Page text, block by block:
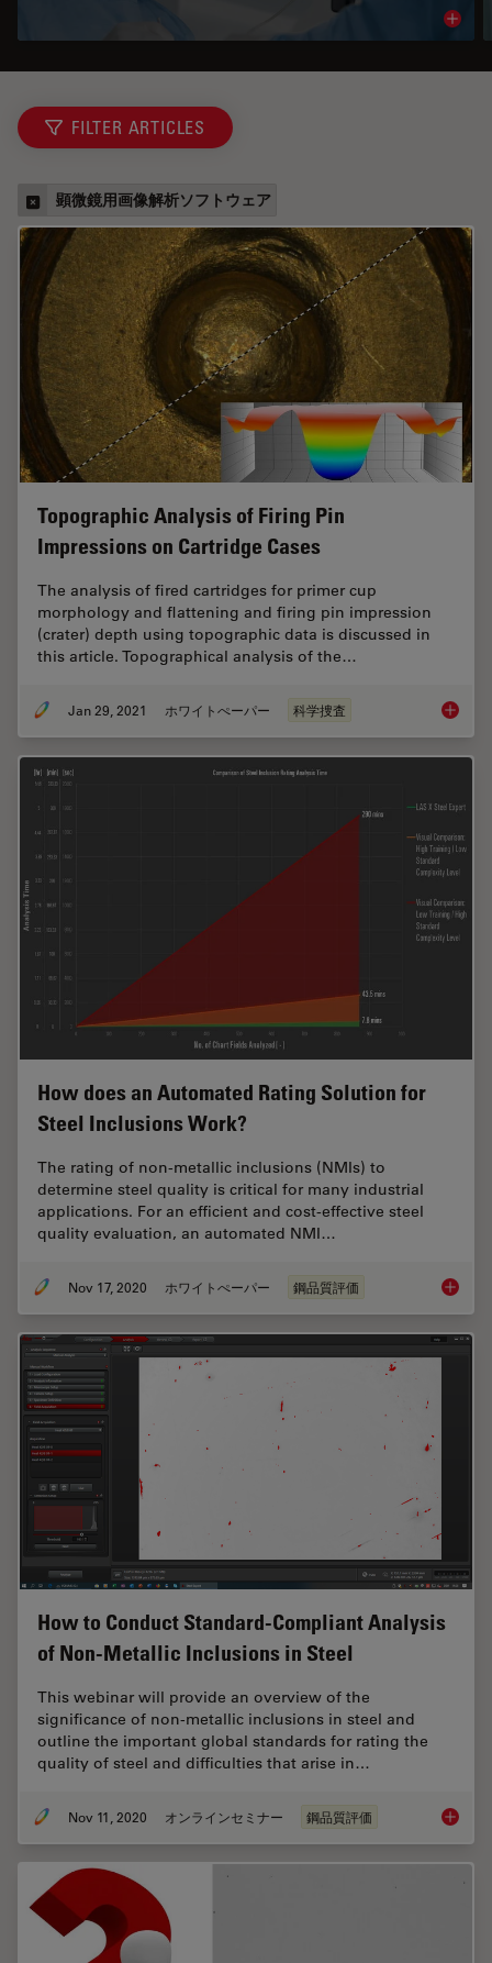
FILTER ARTICLES
顕微鏡用画像解析ソフトウェア
Topographic Analysis of Firing Pin
Impressions on Cartridge Cases
The analysis of fired cartridges for primer cup
morphology and flattening and firing pin impression
(crater) depth using topographic data is discussed in
this article. Topographical analysis of the…
Jan 29, 2021 ホワイトぺーパー 科学捜査
How does an Automated Rating Solution for
Steel Inclusions Work?
The rating of non-metallic inclusions (NMIs) to
determine steel quality is critical for many industrial
applications. For an efficient and cost-effective steel
quality evaluation, an automated NMI…
Nov 17, 2020 ホワイトぺーパー 鋼品質評価 How
How to Conduct Standard-Compliant Analysis
of Non-Metallic Inclusions in Steel
This webinar will provide an overview of the
significance of non-metallic inclusions in steel and
outline the important global standards for rating the
quality of steel and difficulties that arise in…
Nov 11, 2020 オンラインセミナー 鋼品質評価 How to